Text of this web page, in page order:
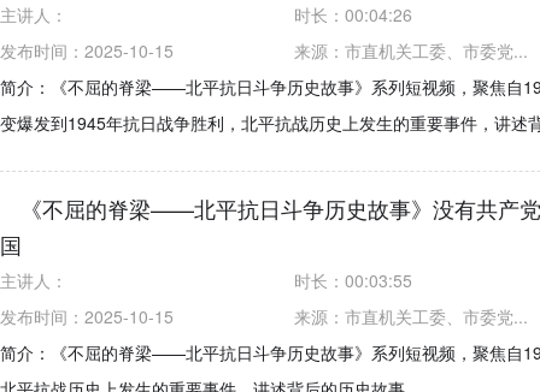
主讲人： 时长： 00:04:26
发布时间：2025-10-15
来源： 市直机关工委、市委党...
简介：《不屈的脊梁——北平抗日斗争历史故事》系列短视频，聚焦自
变爆发到1945年抗日战争胜利，北平抗战历史上发生的重要事件，讲述
《不屈的脊梁——北平抗日斗争历史故事》没有共产
国
主讲人： 时长： 00:03:55
发布时间：2025-10-15
来源： 市直机关工委、市委党...
简介：《不屈的脊梁——北平抗日斗争历史故事》系列短视频，聚焦自